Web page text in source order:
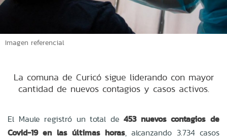
Imagen referencial
La comuna de Curicó sigue liderando con mayor
cantidad de nuevos contagios y casos activos.
El Maule registró un total de453 nuevos contagios de
Covid-19 en las últimas horas, alcanzando 3.734 casos